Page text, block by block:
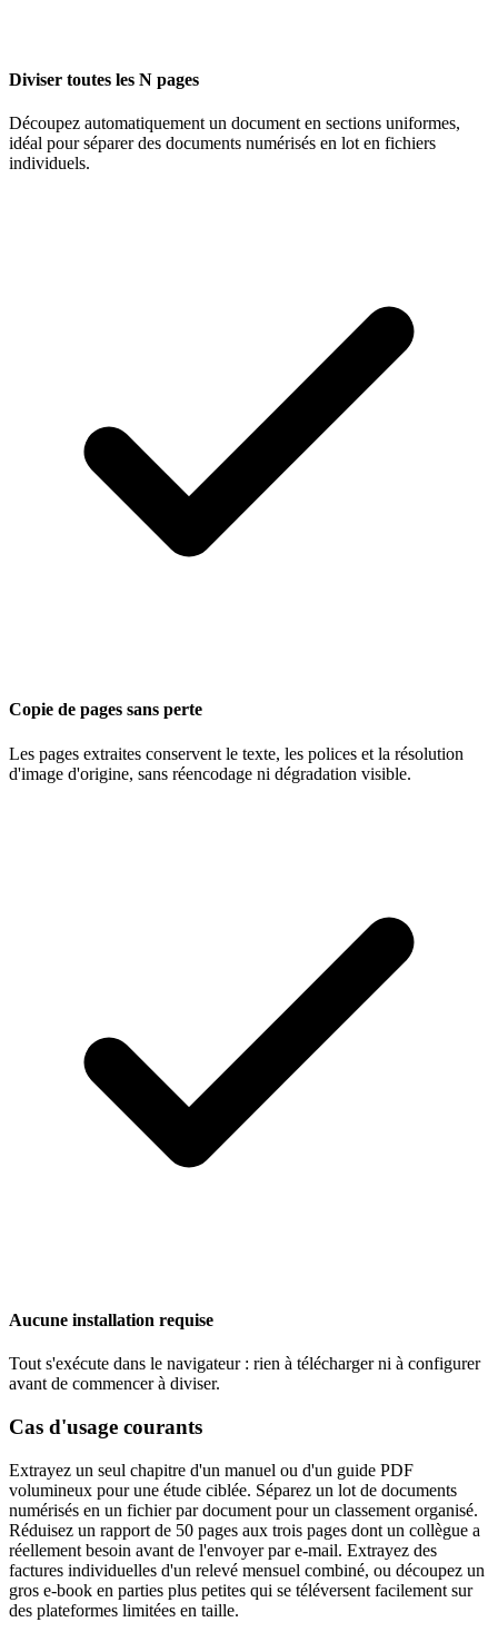
Diviser toutes les N pages
Découpez automatiquement un document en sections uniformes,
idéal pour séparer des documents numérisés en lot en fichiers
individuels.
Copie de pages sans perte
Les pages extraites conservent le texte, les polices et la résolution
d'image d'origine, sans réencodage ni dégradation visible.
Aucune installation requise
Tout s'exécute dans le navigateur : rien à télécharger ni à configurer
avant de commencer à diviser.
Cas d'usage courants
Extrayez un seul chapitre d'un manuel ou d'un guide PDF
volumineux pour une étude ciblée. Séparez un lot de documents
numérisés en un fichier par document pour un classement organisé.
Réduisez un rapport de 50 pages aux trois pages dont un collègue a
réellement besoin avant de l'envoyer par e-mail. Extrayez des
factures individuelles d'un relevé mensuel combiné, ou découpez un
gros e-book en parties plus petites qui se téléversent facilement sur
des plateformes limitées en taille.